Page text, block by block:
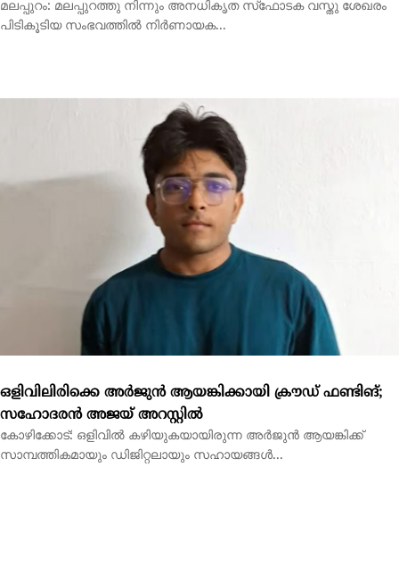
ഒളിവിലിരിക്കെ അര്‍ജുന്‍ ആയങ്കിക്കായി ക്രൗഡ് ഫണ്ടിങ്;
സഹോദരന്‍ അജയ് അറസ്റ്റില്‍
കോഴിക്കോട്: ഒളിവില്‍ കഴിയുകയായിരുന്ന അര്‍ജുന്‍ ആയങ്കിക്ക്
സാമ്പത്തികമായും ഡിജിറ്റലായും സഹായങ്ങള്‍...